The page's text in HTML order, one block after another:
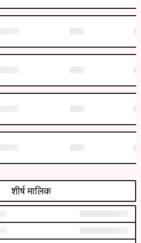
शीर्ष मालिक